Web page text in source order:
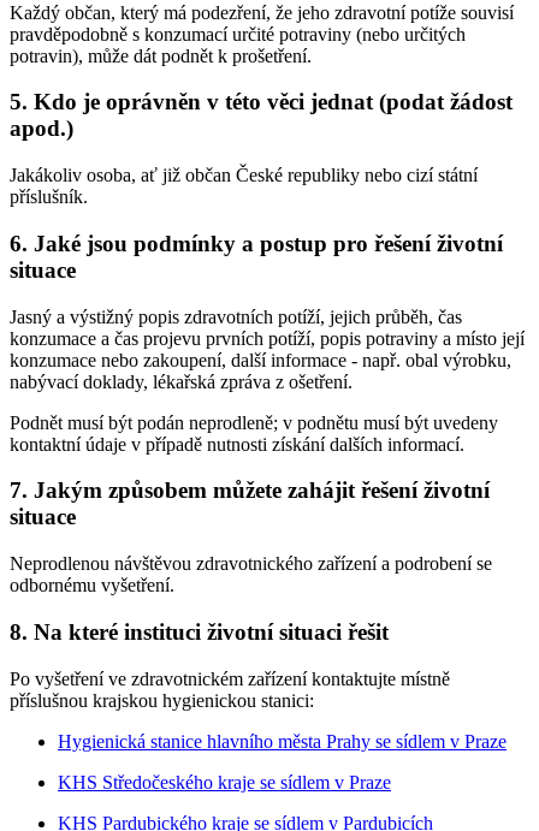
Každý občan, který má podezření, že jeho zdravotní potíže souvisí
pravděpodobně s konzumací určité potraviny (nebo určitých
potravin), může dát podnět k prošetření.
5. Kdo je oprávněn v této věci jednat (podat žádost
apod.)
Jakákoliv osoba, ať již občan České republiky nebo cizí státní
příslušník.
6. Jaké jsou podmínky a postup pro řešení životní
situace
Jasný a výstižný popis zdravotních potíží, jejich průběh, čas
konzumace a čas projevu prvních potíží, popis potraviny a místo její
konzumace nebo zakoupení, další informace - např. obal výrobku,
nabývací doklady, lékařská zpráva z ošetření.
Podnět musí být podán neprodleně; v podnětu musí být uvedeny
kontaktní údaje v případě nutnosti získání dalších informací.
7. Jakým způsobem můžete zahájit řešení životní
situace
Neprodlenou návštěvou zdravotnického zařízení a podrobení se
odbornému vyšetření.
8. Na které instituci životní situaci řešit
Po vyšetření ve zdravotnickém zařízení kontaktujte místně
příslušnou krajskou hygienickou stanici:
Hygienická stanice hlavního města Prahy se sídlem v Praze
KHS Středočeského kraje se sídlem v Praze
KHS Pardubického kraje se sídlem v Pardubicích